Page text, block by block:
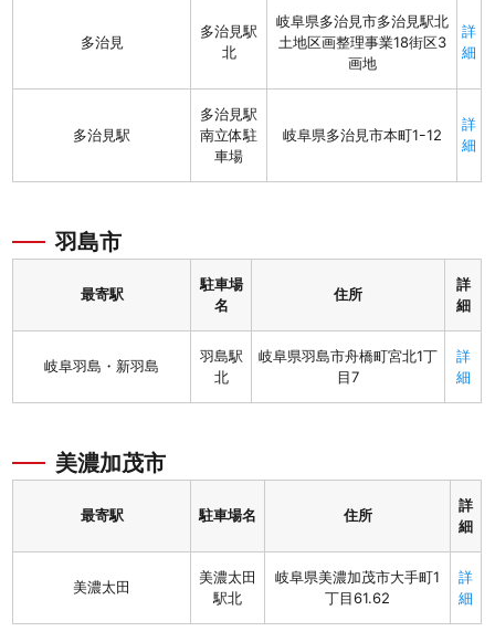
多治見
多治見駅
北
岐阜県多治見市多治見駅北
土地区画整理事業18街区3
画地
詳
細
多治見駅
多治見駅
南立体駐
車場
岐阜県多治見市本町1ｰ12
詳
細
羽島市
最寄駅
駐車場
名
住所
詳
細
岐阜羽島・新羽島
羽島駅
北
岐阜県羽島市舟橋町宮北1丁
目7
詳
細
美濃加茂市
最寄駅 駐車場名 住所
詳
細
美濃太田
美濃太田
駅北
岐阜県美濃加茂市大手町1
丁目61.62
詳
細